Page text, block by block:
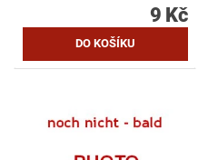
9 Kč